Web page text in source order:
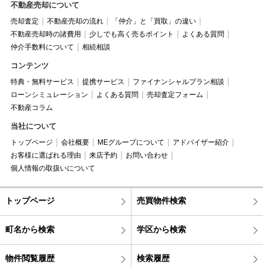
不動産売却について
売却査定 不動産売却の流れ
「仲介」と「買取」の違い
不動産売却時の諸費用
少しでも高く売るポイント
よくある質問
仲介手数料について
相続相談
コンテンツ
特典・無料サービス 提携サービス
ファイナンシャルプラン相談
ローンシミュレーション
よくある質問
売却査定フォーム
不動産コラム
当社について
トップページ 会社概要 MEグループについて
アドバイザー紹介
お客様に選ばれる理由
来店予約
お問い合わせ
個人情報の取扱いについて
トップページ 売買物件検索
町名から検索 学区から検索
物件閲覧履歴 検索履歴